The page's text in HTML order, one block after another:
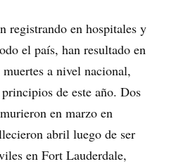
registrando en hospitales y
el país, han resultado en
a nivel nacional,
de este año. Dos
en marzo en
abril luego de ser
en Fort Lauderdale,